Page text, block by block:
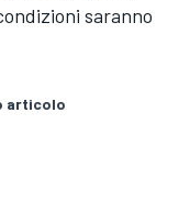
saranno
articolo